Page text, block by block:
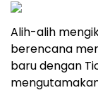
Alih-alih
berencana
baru dengan